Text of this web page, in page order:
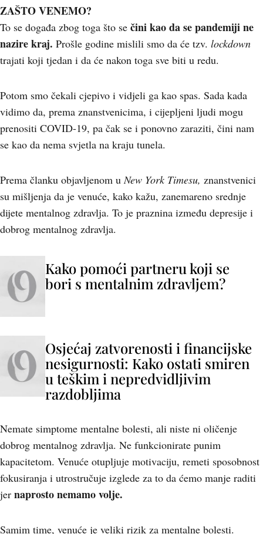
ZAŠTO VENEMO?
To se događa zbog toga što se čini kao da se pandemiji ne
nazire kraj. Prošle godine mislili smo da će tzv. lockdown
trajati koji tjedan i da će nakon toga sve biti u redu.
Potom smo čekali cjepivo i vidjeli ga kao spas. Sada kada
vidimo da, prema znanstvenicima, i cijepljeni ljudi mogu
prenositi COVID-19, pa čak se i ponovno zaraziti, čini nam
se kao da nema svjetla na kraju tunela.
Prema članku objavljenom uNew York Timesu, znanstvenici
su mišljenja da je venuće, kako kažu, zanemareno srednje
dijete mentalnog zdravlja. To je praznina između depresije i
dobrog mentalnog zdravlja.
Kako pomoći partneru koji se
bori s mentalnim zdravljem?
Osjećaj zatvorenosti i financijske
nesigurnosti: Kako ostati smiren
u teškim i nepredvidljivim
razdobljima
Nemate simptome mentalne bolesti, ali niste ni oličenje
dobrog mentalnog zdravlja. Ne funkcionirate punim
kapacitetom. Venuće otupljuje motivaciju, remeti sposobnost
fokusiranja i utrostručuje izglede za to da ćemo manje raditi
jer naprosto nemamo volje.
Samim time, venuće je veliki rizik za mentalne bolesti.